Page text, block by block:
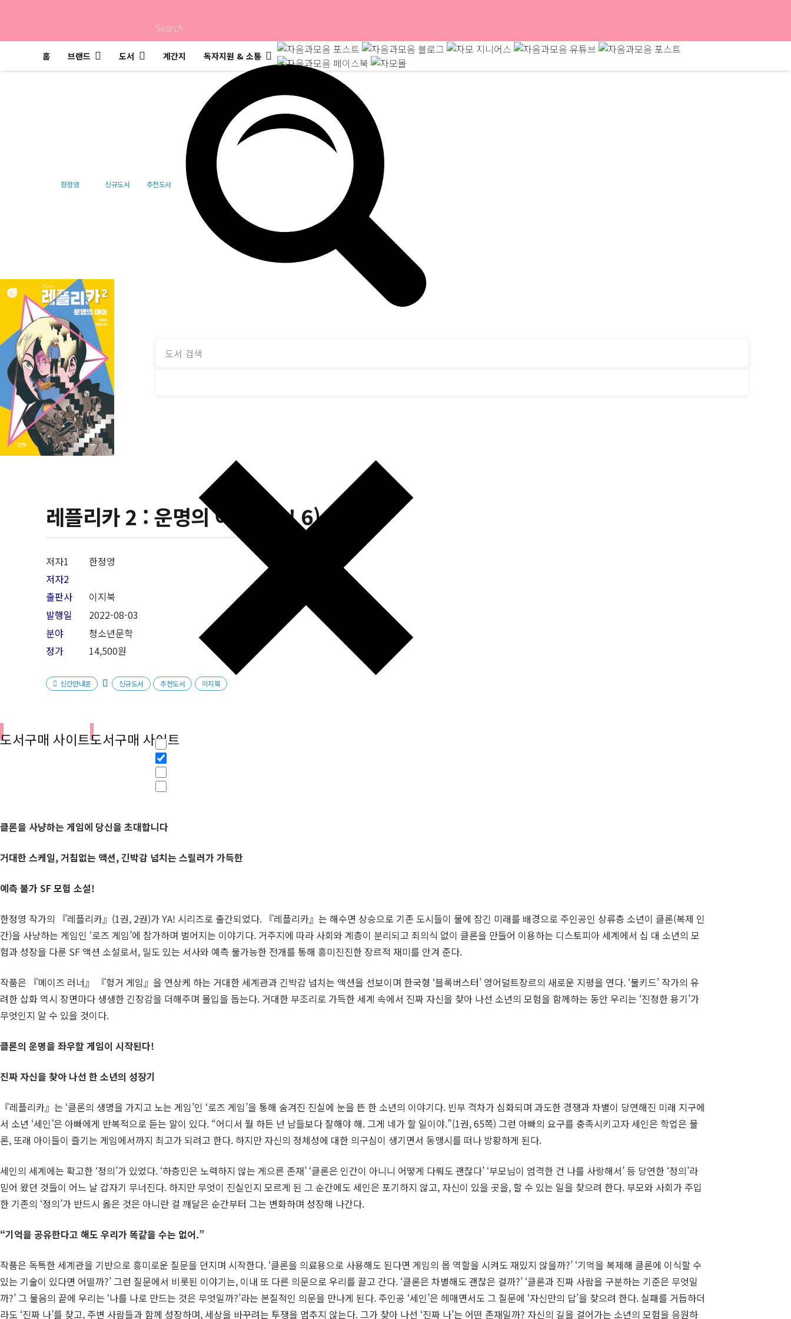
Search
Hidden label
홈 브랜드 도서 계간지 독자지원 & 소통
레플리카 2 : 운명의 아이 (YA! 6)
한정영 신규도서 추천도서 이지북
레플리카 2 : 운명의 아이 (YA! 6)
저자1
한정영
저자2
출판사
이지북
발행일
2022-08-03
분야
청소년문학
정가
14,500원
신간안내문 신규도서 추천도서 이지북
도서구매 사이트도서구매 사이트
클론을 사냥하는 게임에 당신을 초대합니다
거대한 스케일,거침없는 액션,긴박감 넘치는 스릴러가 가득한
예측 불가 SF모험 소설!
한정영 작가의 『레플리카』(1권, 2권)가 YA! 시리즈로 출간되었다. 『레플리카』는 해수면 상승으로 기존 도시들이 물에 잠긴 미래를 배경으로 주인공인 상류층 소년이 클론(복제 인
간)을 사냥하는 게임인 ‘로즈 게임’에 참가하며 벌어지는 이야기다. 거주지에 따라 사회와 계층이 분리되고 죄의식 없이 클론을 만들어 이용하는 디스토피아 세계에서 십 대 소년의 모
험과 성장을 다룬 SF 액션 소설로서, 밀도 있는 서사와 예측 불가능한 전개를 통해 흥미진진한 장르적 재미를 안겨 준다.
작품은 『메이즈 러너』 『헝거 게임』을 연상케 하는 거대한 세계관과 긴박감 넘치는 액션을 선보이며 한국형 ‘블록버스터’ 영어덜트장르의 새로운 지평을 연다. ‘불키드’ 작가의 유
려한 삽화 역시 장면마다 생생한 긴장감을 더해주며 몰입을 돕는다. 거대한 부조리로 가득한 세계 속에서 진짜 자신을 찾아 나선 소년의 모험을 함께하는 동안 우리는 ‘진정한 용기’가
무엇인지 알 수 있을 것이다.
클론의 운명을 좌우할 게임이 시작된다!
진짜 자신을 찾아 나선 한 소년의 성장기
『레플리카』는 ‘클론의 생명을 가지고 노는 게임’인 ‘로즈 게임’을 통해 숨겨진 진실에 눈을 뜬 한 소년의 이야기다. 빈부 격차가 심화되며 과도한 경쟁과 차별이 당연해진 미래 지구에
서 소년 ‘세인’은 아빠에게 반복적으로 듣는 말이 있다. “어디서 뭘 하든 넌 남들보다 잘해야 해. 그게 네가 할 일이야.”(1권, 65쪽) 그런 아빠의 요구를 충족시키고자 세인은 학업은 물
론, 또래 아이들이 즐기는 게임에서까지 최고가 되려고 한다. 하지만 자신의 정체성에 대한 의구심이 생기면서 동맹시를 떠나 방황하게 된다.
세인의 세계에는 확고한 ‘정의’가 있었다. ‘하층민은 노력하지 않는 게으른 존재’ ‘클론은 인간이 아니니 어떻게 다뤄도 괜찮다’ ‘부모님이 엄격한 건 나를 사랑해서’ 등 당연한 ‘정의’라
믿어 왔던 것들이 어느 날 갑자기 무너진다. 하지만 무엇이 진실인지 모르게 된 그 순간에도 세인은 포기하지 않고, 자신이 있을 곳을, 할 수 있는 일을 찾으려 한다. 부모와 사회가 주입
한 기존의 ‘정의’가 반드시 옳은 것은 아니란 걸 깨달은 순간부터 그는 변화하며 성장해 나간다.
“기억을 공유한다고 해도 우리가 똑같을 수는 없어.”
작품은 독특한 세계관을 기반으로 흥미로운 질문을 던지며 시작한다. ‘클론을 의료용으로 사용해도 된다면 게임의 몹 역할을 시켜도 재밌지 않을까?’ ‘기억을 복제해 클론에 이식할 수
있는 기술이 있다면 어떨까?’ 그런 질문에서 비롯된 이야기는, 이내 또 다른 의문으로 우리를 끌고 간다. ‘클론은 차별해도 괜찮은 걸까?’ ‘클론과 진짜 사람을 구분하는 기준은 무엇일
까?’ 그 물음의 끝에 우리는 ‘나를 나로 만드는 것은 무엇일까?’라는 본질적인 의문을 만나게 된다. 주인공 ‘세인’은 헤매면서도 그 질문에 ‘자신만의 답’을 찾으려 한다. 실패를 거듭하더
라도 ‘진짜 나’를 찾고, 주변 사람들과 함께 성장하며, 세상을 바꾸려는 투쟁을 멈추지 않는다. 그가 찾아 나선 ‘진짜 나’는 어떤 존재일까? 자신의 길을 걸어가는 소년의 모험을 응원하